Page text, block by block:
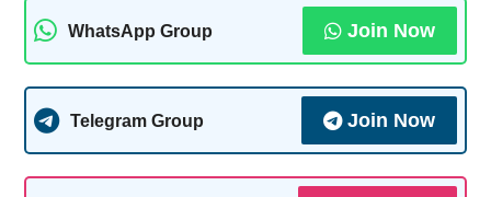
WhatsApp Group Join Now
Telegram Group Join Now